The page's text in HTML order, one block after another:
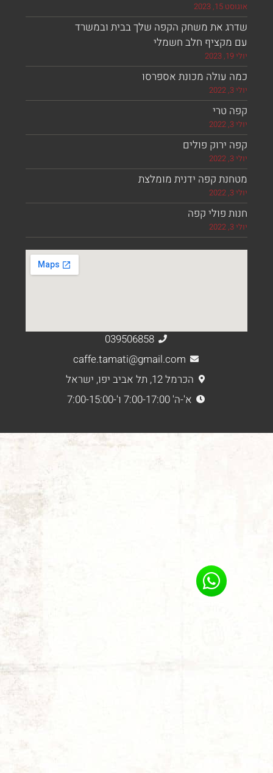
את משחק הקפה שלך בבית ובמשרד
חלב חשמלי
עולה מכונת אספרסו
ירוק פולים
קפה ידנית מומלצת
פולי קפה
039506858
caffe.tamati@gmail.com
הכרמל 12, תל אביב יפו, ישראל